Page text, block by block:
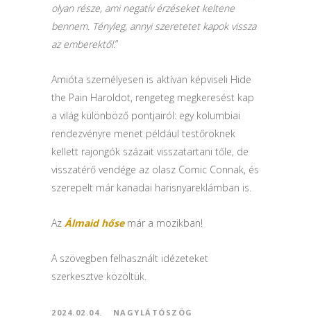
olyan része, ami negatív érzéseket keltene
bennem. Tényleg, annyi szeretetet kapok vissza
az emberektől.”
Amióta személyesen is aktívan képviseli Hide
the Pain Haroldot, rengeteg megkeresést kap
a világ különböző pontjairól: egy kolumbiai
rendezvényre menet például testőröknek
kellett rajongók százait visszatartani tőle, de
visszatérő vendége az olasz Comic Connak, és
szerepelt már kanadai harisnyareklámban is.
Az Álmaid hősemár a mozikban!
A szövegben felhasznált idézeteket
szerkesztve közöltük.
2024.02.04. NAGYLÁTÓSZÖG